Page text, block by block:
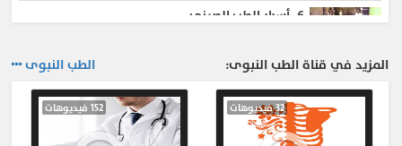
6- أسرار الطب الصيني
1,805
7- علاج الغدة الدرقية
لا بأس عليك - درّة العلاج - بالطب النبوي والطب الصيني
8- فوائد البقدونس
لا بأس عليك - درّة العلاج - بالطب النبوي والطب الصيني
المزيد في قناة الطب النبوى: الطب النبوى
32 فيديوهات 152 فيديوهات